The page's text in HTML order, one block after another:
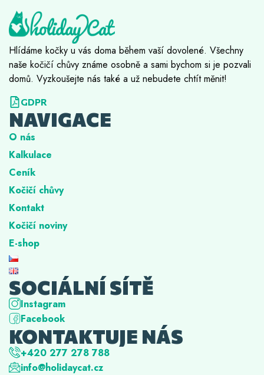
Hlídáme kočky u vás doma během vaší dovolené. Všechny
naše kočičí chůvy známe osobně a sami bychom si je pozvali
domů. Vyzkoušejte nás také a už nebudete chtít měnit!
GDPR
NAVIGACE
O nás
Kalkulace
Ceník
Kočičí chůvy
Kontakt
Kočičí noviny
E-shop
SOCIÁLNÍ SÍTĚ
Instagram
Facebook
KONTAKTUJE NÁS
+420 277 278 788
info@holidaycat.cz